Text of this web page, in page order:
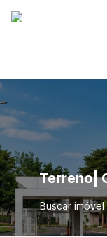
Terreno|
Buscar imóvel